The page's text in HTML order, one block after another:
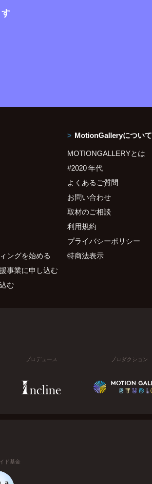
ングを始める
事業に申し込む
む
MotionGalleryについて
MOTIONGALLERYとは
#2020 年代
よくあるご質問
お問い合わせ
取材のご相談
利用規約
プライバシーポリシー
特商法表示
プロデュース プロダクション
ド基金